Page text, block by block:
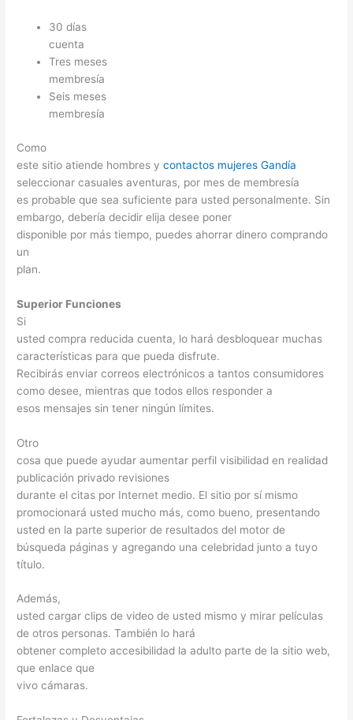
30 días
cuenta
Tres meses
membresía
Seis meses
membresía
Como
este sitio atiende hombres ycontactos mujeres Gandía
seleccionar casuales aventuras, por mes de membresía
es probable que sea suficiente para usted personalmente. Sin
embargo, debería decidir elija desee poner
disponible por más tiempo, puedes ahorrar dinero comprando
un
plan.
Superior Funciones
Si
usted compra reducida cuenta, lo hará desbloquear muchas
características para que pueda disfrute.
Recibirás enviar correos electrónicos a tantos consumidores
como desee, mientras que todos ellos responder a
esos mensajes sin tener ningún límites.
Otro
cosa que puede ayudar aumentar perfil visibilidad en realidad
publicación privado revisiones
durante el citas por Internet medio. El sitio por sí mismo
promocionará usted mucho más, como bueno, presentando
usted en la parte superior de resultados del motor de
búsqueda páginas y agregando una celebridad junto a tuyo
título.
Además,
usted cargar clips de video de usted mismo y mirar películas
de otros personas. También lo hará
obtener completo accesibilidad la adulto parte de la sitio web,
que enlace que
vivo cámaras.